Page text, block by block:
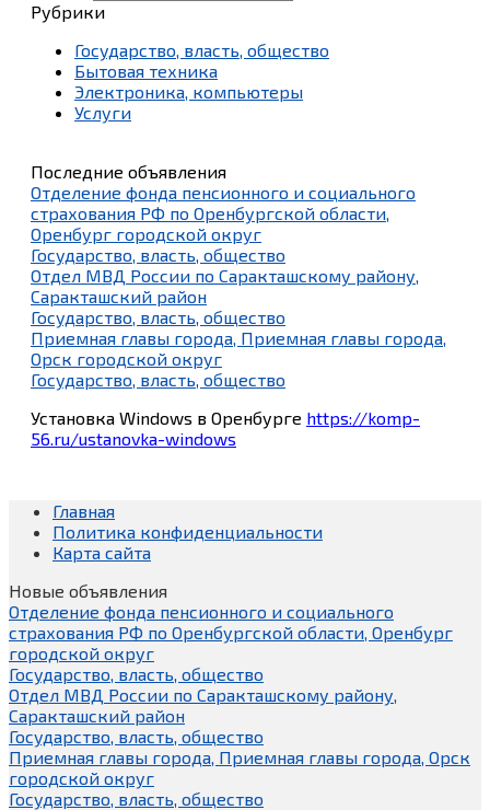
Рубрики
Государство, власть, общество
Бытовая техника
Электроника, компьютеры
Услуги
Последние объявления
Отделение фонда пенсионного и социального
страхования РФ по Оренбургской области,
Оренбург городской округ
Государство, власть, общество
Отдел МВД России по Саракташскому району,
Саракташский район
Государство, власть, общество
Приемная главы города, Приемная главы города,
Орск городской округ
Государство, власть, общество
Установка Windows в Оренбурге https://komp-
56.ru/ustanovka-windows
Главная
Политика конфиденциальности
Карта сайта
Новые объявления
Отделение фонда пенсионного и социального
страхования РФ по Оренбургской области, Оренбург
городской округ
Государство, власть, общество
Отдел МВД России по Саракташскому району,
Саракташский район
Государство, власть, общество
Приемная главы города, Приемная главы города, Орск
городской округ
Государство, власть, общество